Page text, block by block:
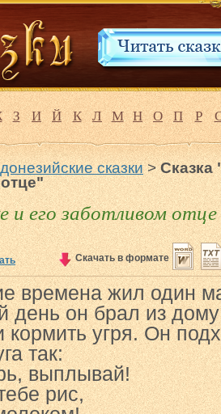
З И Й К Л М Н О П Р
сказки>Сказка
и его заботливом отце
Скачать в формате
времена жил один
день он брал из
кормить угря. Он
так:
выплывай!
рис,